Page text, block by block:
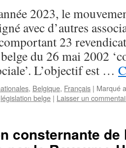
2023, le
avec d’autres
23
du 26 mai 2002
L’objectif est …
, Belgique, Français | Marqué
législation belge | Laisser un
consternante